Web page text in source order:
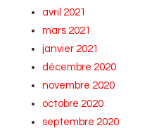
avril 2021
mars 2021
janvier 2021
décembre 2020
novembre 2020
octobre 2020
septembre 2020